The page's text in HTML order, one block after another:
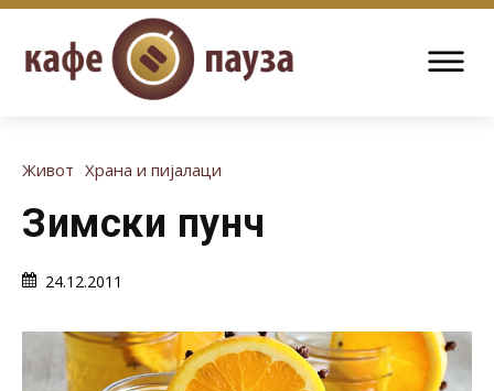
Живот Храна и пијалаци
Зимски пунч
24.12.2011